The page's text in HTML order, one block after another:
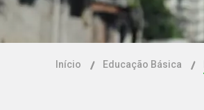
Início Educação Básica